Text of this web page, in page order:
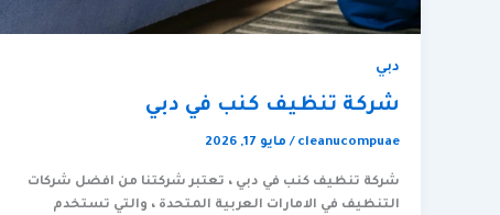
دبي
شركة تنظيف كنب في دبي
cleanucompuae
/ مايو 17, 2026
شركة تنظيف كنب في دبي ، تعتبر شركتنا من افضل شركات
التنظيف في الامارات العربية المتحدة ، والتي تستخدم